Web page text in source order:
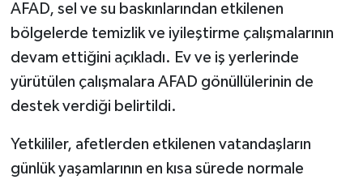
AFAD, sel ve su baskınlarından etkilenen
bölgelerde temizlik ve iyileştirme çalışmalarının
devam ettiğini açıkladı. Ev ve iş yerlerinde
yürütülen çalışmalara AFAD gönüllülerinin de
destek verdiği belirtildi.
Yetkililer, afetlerden etkilenen vatandaşların
günlük yaşamlarının en kısa sürede normale